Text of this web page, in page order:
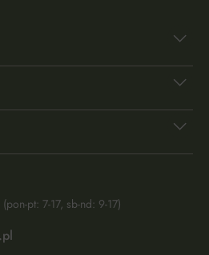
(pon-pt: 7-17, sb-nd: 9-17)